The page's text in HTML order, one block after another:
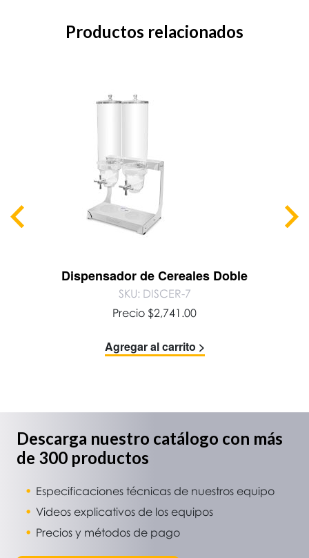
Productos relacionados
Dispensador de Cereales Doble
SKU: DISCER-7
Precio $2,741.00
Agregar al carrito >
Descarga nuestro catálogo con más
de 300 productos
Especificaciones técnicas de nuestros equipo
Videos explicativos de los equipos
Precios y métodos de pago